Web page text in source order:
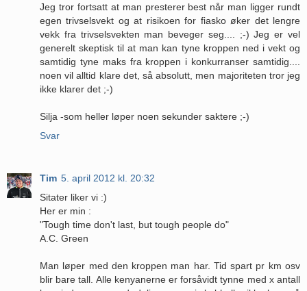
Jeg tror fortsatt at man presterer best når man ligger rundt
egen trivselsvekt og at risikoen for fiasko øker det lengre
vekk fra trivselsvekten man beveger seg.... ;-) Jeg er vel
generelt skeptisk til at man kan tyne kroppen ned i vekt og
samtidig tyne maks fra kroppen i konkurranser samtidig....
noen vil alltid klare det, så absolutt, men majoriteten tror jeg
ikke klarer det ;-)
Silja -som heller løper noen sekunder saktere ;-)
Svar
Tim 5. april 2012 kl. 20:32
Sitater liker vi :)
Her er min :
"Tough time don't last, but tough people do"
A.C. Green
Man løper med den kroppen man har. Tid spart pr km osv
blir bare tall. Alle kenyanerne er forsåvidt tynne med x antall